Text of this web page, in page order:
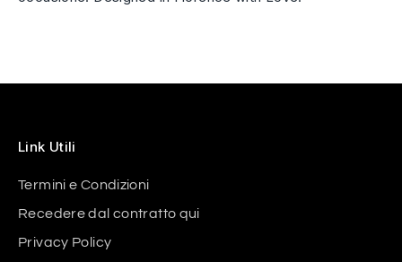
Link Utili
Termini e Condizioni
Recedere dal contratto qui
Privacy Policy